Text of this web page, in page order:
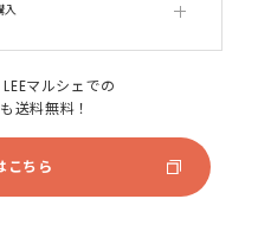
入
マルシェでの
送料無料！
こちら